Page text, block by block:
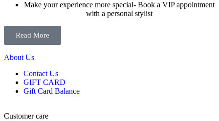
Make your experience more special- Book a VIP appointment
with a personal stylist
Read More
About Us
Contact Us
GIFT CARD
Gift Card Balance
Customer care